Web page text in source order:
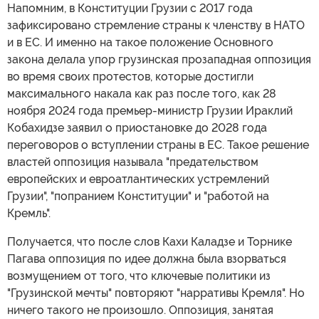
Напомним, в Конституции Грузии с 2017 года
зафиксировано стремление страны к членству в НАТО
и в ЕС. И именно на такое положение Основного
закона делала упор грузинская прозападная оппозиция
во время своих протестов, которые достигли
максимального накала как раз после того, как 28
ноября 2024 года премьер-министр Грузии Ираклий
Кобахидзе заявил о приостановке до 2028 года
переговоров о вступлении страны в ЕС. Такое решение
властей оппозиция называла "предательством
европейских и евроатлантических устремлений
Грузии", "попранием Конституции" и "работой на
Кремль".
Получается, что после слов Кахи Каладзе и Торнике
Пагава оппозиция по идее должна была взорваться
возмущением от того, что ключевые политики из
"Грузинской мечты" повторяют "нарративы Кремля". Но
ничего такого не произошло. Оппозиция, занятая